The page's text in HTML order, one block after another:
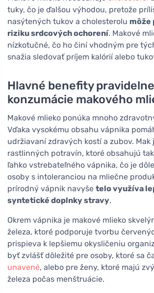
tuky, čo je ďalšou výhodou, pretože
nasýtených tukov a cholesterolu môže
riziku srdcových ochorení. Makové
nízkotučné, čo ho činí vhodným pre
snažia sledovať príjem kalórií alebo
Hlavné benefity
konzumácie makového
Makové mlieko ponúka mnoho
Vďaka vysokému obsahu vápnika
udržiavaní zdravých kostí a zubov. Mak
rastlinných potravín, ktoré obsahujú
ľahko vstrebateľného vápnika, čo je
osoby s intoleranciou na mliečne
prírodný vápnik navyše telo využíva
syntetické doplnky stravy.
Okrem vápnika je makové mlieko
železa, ktoré podporuje tvorbu
prispieva k lepšiemu okysličeniu
byť zvlášť dôležité pre osoby, ktoré sa
unavené, alebo pre ženy, ktoré majú
železa počas menštruácie.